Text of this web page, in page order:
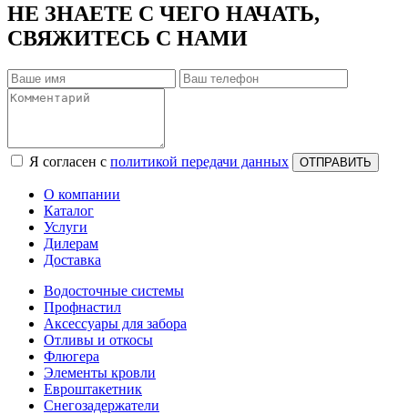
НЕ ЗНАЕТЕ С ЧЕГО НАЧАТЬ,
СВЯЖИТЕСЬ С НАМИ
Я согласен с политикой передачи данных ОТПРАВИТЬ
О компании
Каталог
Услуги
Дилерам
Доставка
Водосточные системы
Профнастил
Аксессуары для забора
Отливы и откосы
Флюгера
Элементы кровли
Евроштакетник
Снегозадержатели